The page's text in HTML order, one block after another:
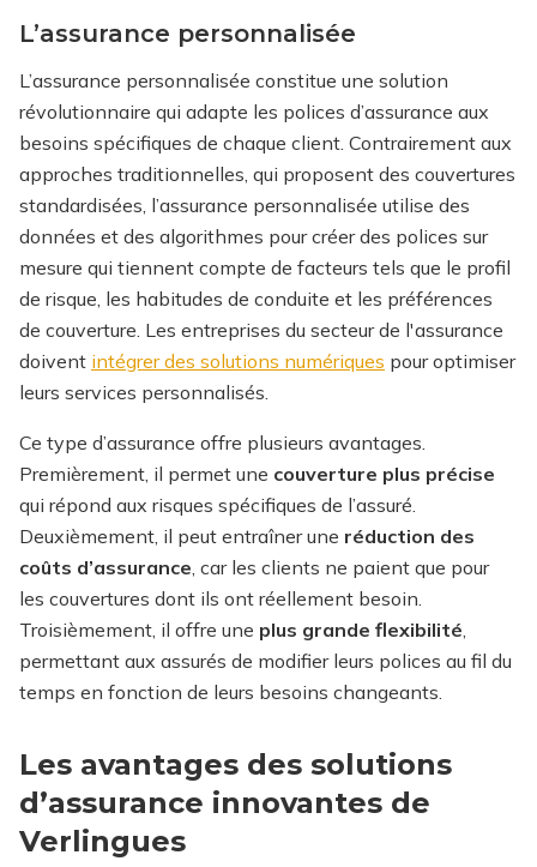
L’assurance personnalisée
L’assurance personnalisée constitue une solution
révolutionnaire qui adapte les polices d’assurance aux
besoins spécifiques de chaque client. Contrairement aux
approches traditionnelles, qui proposent des couvertures
standardisées, l’assurance personnalisée utilise des
données et des algorithmes pour créer des polices sur
mesure qui tiennent compte de facteurs tels que le profil
de risque, les habitudes de conduite et les préférences
de couverture. Les entreprises du secteur de l'assurance
doivent intégrer des solutions numériques pour optimiser
leurs services personnalisés.
Ce type d’assurance offre plusieurs avantages.
Premièrement, il permet une couverture plus précise
qui répond aux risques spécifiques de l’assuré.
Deuxièmement, il peut entraîner une réduction des
coûts d’assurance, car les clients ne paient que pour
les couvertures dont ils ont réellement besoin.
Troisièmement, il offre une plus grande flexibilité,
permettant aux assurés de modifier leurs polices au fil du
temps en fonction de leurs besoins changeants.
Les avantages des solutions
d’assurance innovantes de
Verlingues